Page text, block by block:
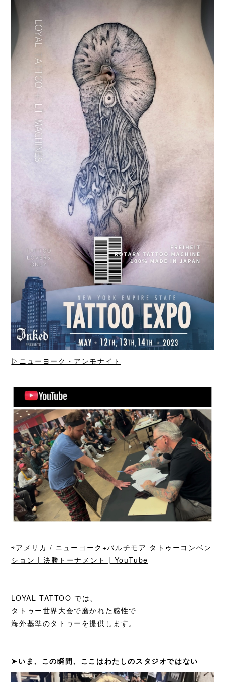
▷ニューヨーク・アンモナイト
⇨アメリカ / ニューヨーク+バルチモア タトゥーコンベン
ション | 決勝トーナメント | YouTube
LOYAL TATTOO では、
タトゥー世界大会で磨かれた感性で
海外基準のタトゥーを提供します。
➤いま、この瞬間、ここはわたしのスタジオではない